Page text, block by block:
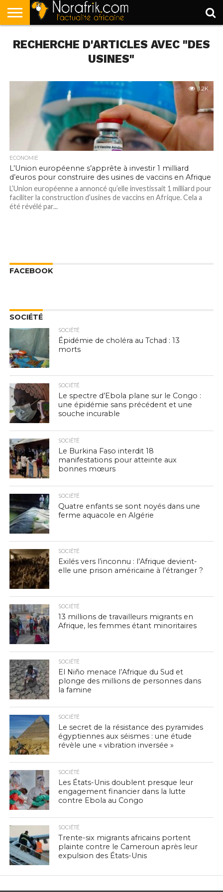
POLITIQUE
SOCIÉTÉ
ECONOMIE
SPORT
LIFESTYLE
RECHERCHE D'ARTICLES AVEC "DES
USINES"
1.2K
ECONOMIE
L’Union européenne s’apprête à investir 1 milliard
d’euros pour construire des usines de vaccins en Afrique
L’Union européenne a annoncé qu’elle investissait 1 milliard pour
faciliter la construction d’usines de vaccins en Afrique. Cela a
été révélé par...
FACEBOOK
SOCIÉTÉ
SOCIÉTÉ
Épidémie de choléra au Tchad : 13
morts
SOCIÉTÉ
Le spectre d’Ebola plane sur le Congo :
une épidémie sans précédent et une
souche incurable
SOCIÉTÉ
Le Burkina Faso interdit 18
manifestations pour atteinte aux
bonnes mœurs
SOCIÉTÉ
Quatre enfants se sont noyés dans une
ferme aquacole en Algérie
SOCIÉTÉ
Exilés vers l’inconnu : l’Afrique devient-
elle une prison américaine à l’étranger ?
SOCIÉTÉ
13 millions de travailleurs migrants en
Afrique, les femmes étant minoritaires
SOCIÉTÉ
El Niño menace l’Afrique du Sud et
plonge des millions de personnes dans
la famine
SOCIÉTÉ
Le secret de la résistance des pyramides
égyptiennes aux séismes : une étude
révèle une « vibration inversée »
SOCIÉTÉ
Les États-Unis doublent presque leur
engagement financier dans la lutte
contre Ebola au Congo
SOCIÉTÉ
Trente-six migrants africains portent
plainte contre le Cameroun après leur
expulsion des États-Unis